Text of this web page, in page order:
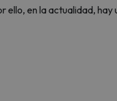
en la actualidad, hay